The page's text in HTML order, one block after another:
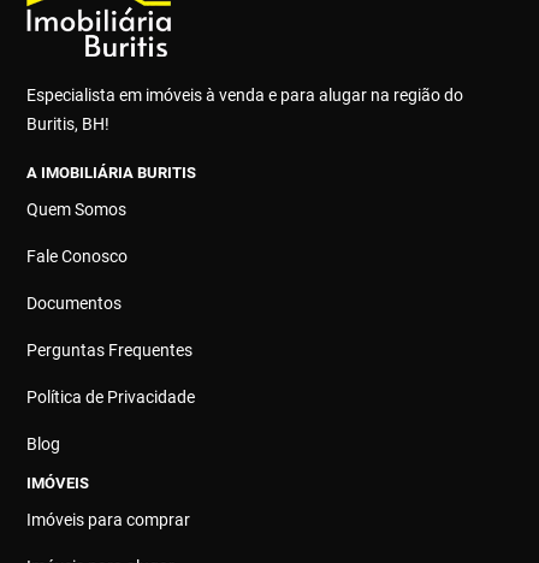
Especialista em imóveis à venda e para alugar na região do
Buritis, BH!
A IMOBILIÁRIA BURITIS
Quem Somos
Fale Conosco
Documentos
Perguntas Frequentes
Política de Privacidade
Blog
IMÓVEIS
Imóveis para comprar